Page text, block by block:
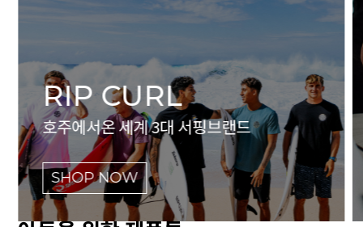
RIP CURL
호주에서온 세계 3대 서핑브랜드
SHOP NOW